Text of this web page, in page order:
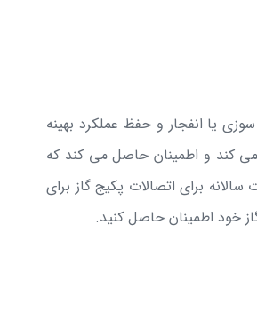
یا انفجار و حفظ عملکرد بهینه
کند و اطمینان حاصل می کند که
برای اتصالات پکیج گاز برای
خود اطمینان حاصل کنید.